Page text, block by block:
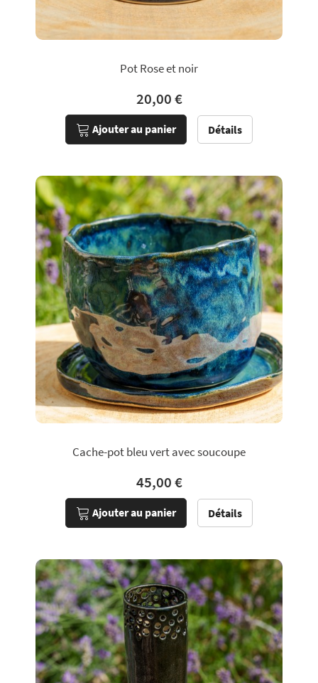
Pot Rose et noir
20,00 €
Ajouter au panier Détails
Cache-pot bleu vert avec soucoupe
45,00 €
Ajouter au panier Détails